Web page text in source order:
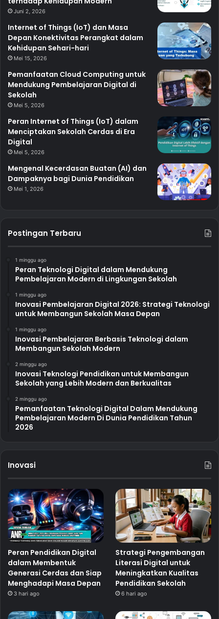
Juni 2, 2026
Internet of Things (IoT) dan Masa
Depan Konektivitas Perangkat dalam
Kehidupan Sehari-hari
Mei 15, 2026
Pemanfaatan Cloud Computing untuk
Mendukung Pembelajaran Digital di
Sekolah
Mei 5, 2026
Peran Internet of Things (IoT) dalam
Menciptakan Sekolah Cerdas di Era
Digital
Mei 5, 2026
Mengenal Kecerdasan Buatan (AI) dan
Dampaknya bagi Dunia Pendidikan
Mei 1, 2026
Postingan Terbaru
1 minggu ago
Peran Teknologi Digital dalam Mendukung
Pembelajaran Modern di Lingkungan Sekolah
1 minggu ago
Inovasi Pembelajaran Digital 2026: Strategi Teknologi
untuk Membangun Sekolah Masa Depan
1 minggu ago
Inovasi Pembelajaran Berbasis Teknologi dalam
Membangun Sekolah Modern
2 minggu ago
Inovasi Teknologi Pendidikan untuk Membangun
Sekolah yang Lebih Modern dan Berkualitas
2 minggu ago
Pemanfaatan Teknologi Digital Dalam Mendukung
Pembelajaran Modern Di Dunia Pendidikan Tahun
2026
Inovasi
Peran Pendidikan Digital
dalam Membentuk
Generasi Cerdas dan Siap
Menghadapi Masa Depan
3 hari ago
Strategi Pengembangan
Literasi Digital untuk
Meningkatkan Kualitas
Pendidikan Sekolah
6 hari ago